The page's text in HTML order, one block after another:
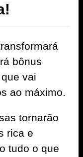
bônus
vai
ao máximo.
tornarão
rica e
tudo o que